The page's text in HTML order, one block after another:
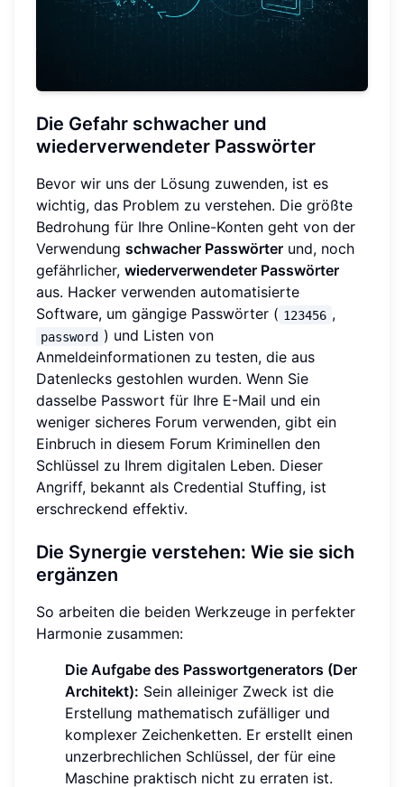
Die Gefahr schwacher und
wiederverwendeter Passwörter
Bevor wir uns der Lösung zuwenden, ist es
wichtig, das Problem zu verstehen. Die größte
Bedrohung für Ihre Online-Konten geht von der
Verwendung schwacher Passwörter und, noch
gefährlicher, wiederverwendeter Passwörter
aus. Hacker verwenden automatisierte
Software, um gängige Passwörter ( 123456 ,
password ) und Listen von
Anmeldeinformationen zu testen, die aus
Datenlecks gestohlen wurden. Wenn Sie
dasselbe Passwort für Ihre E-Mail und ein
weniger sicheres Forum verwenden, gibt ein
Einbruch in diesem Forum Kriminellen den
Schlüssel zu Ihrem digitalen Leben. Dieser
Angriff, bekannt als Credential Stuffing, ist
erschreckend effektiv.
Die Synergie verstehen: Wie sie sich
ergänzen
So arbeiten die beiden Werkzeuge in perfekter
Harmonie zusammen:
Die Aufgabe des Passwortgenerators (Der
Architekt): Sein alleiniger Zweck ist die
Erstellung mathematisch zufälliger und
komplexer Zeichenketten. Er erstellt einen
unzerbrechlichen Schlüssel, der für eine
Maschine praktisch nicht zu erraten ist.